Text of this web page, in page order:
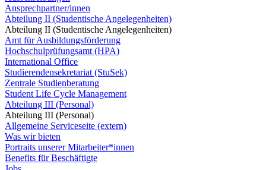
Ansprechpartner/innen
Abteilung II (Studentische Angelegenheiten)
Abteilung II (Studentische Angelegenheiten)
Amt für Ausbildungsförderung
Hochschulprüfungsamt (HPA)
International Office
Studierendensekretariat (StuSek)
Zentrale Studienberatung
Student Life Cycle Management
Abteilung III (Personal)
Abteilung III (Personal)
Allgemeine Serviceseite (extern)
Was wir bieten
Portraits unserer Mitarbeiter*innen
Benefits für Beschäftigte